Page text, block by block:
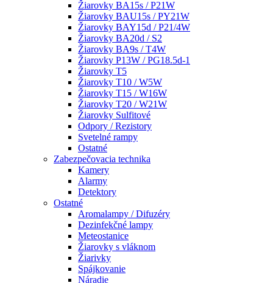
Žiarovky BA15s / P21W
Žiarovky BAU15s / PY21W
Žiarovky BAY15d / P21/4W
Žiarovky BA20d / S2
Žiarovky BA9s / T4W
Žiarovky P13W / PG18.5d-1
Žiarovky T5
Žiarovky T10 / W5W
Žiarovky T15 / W16W
Žiarovky T20 / W21W
Žiarovky Sulfitové
Odpory / Rezistory
Svetelné rampy
Ostatné
Zabezpečovacia technika
Kamery
Alarmy
Detektory
Ostatné
Aromalampy / Difuzéry
Dezinfekčné lampy
Meteostanice
Žiarovky s vláknom
Žiarivky
Spájkovanie
Náradie